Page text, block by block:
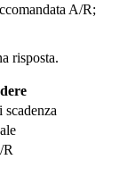
A/R;
risposta.
R